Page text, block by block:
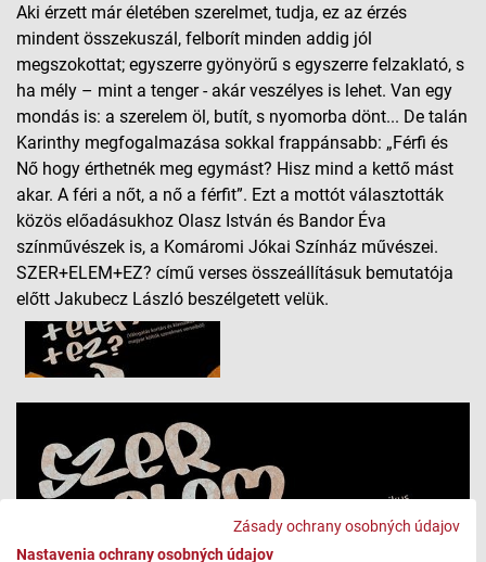
Zásady ochrany osobných údajov
Nastavenia ochrany osobných údajov
Aki érzett már életében szerelmet, tudja, ez az érzés
mindent összekuszál, felborít minden addig jól
megszokottat; egyszerre gyönyörű s egyszerre felzaklató, s
ha mély – mint a tenger - akár veszélyes is lehet. Van egy
mondás is: a szerelem öl, butít, s nyomorba dönt... De talán
Karinthy megfogalmazása sokkal frappánsabb: „Férfi és
Nő hogy érthetnék meg egymást? Hisz mind a kettő mást
akar. A féri a nőt, a nő a férfit”. Ezt a mottót választották
közös előadásukhoz Olasz István és Bandor Éva
színművészek is, a Komáromi Jókai Színház művészei.
SZER+ELEM+EZ? című verses összeállításuk bemutatója
előtt Jakubecz László beszélgetett velük.